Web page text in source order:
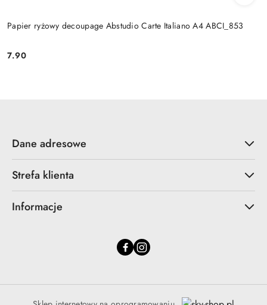
Papier ryżowy decoupage Abstudio Carte Italiano A4 ABCI_853
Cena:
7.90
Dane adresowe
Strefa klienta
Informacje